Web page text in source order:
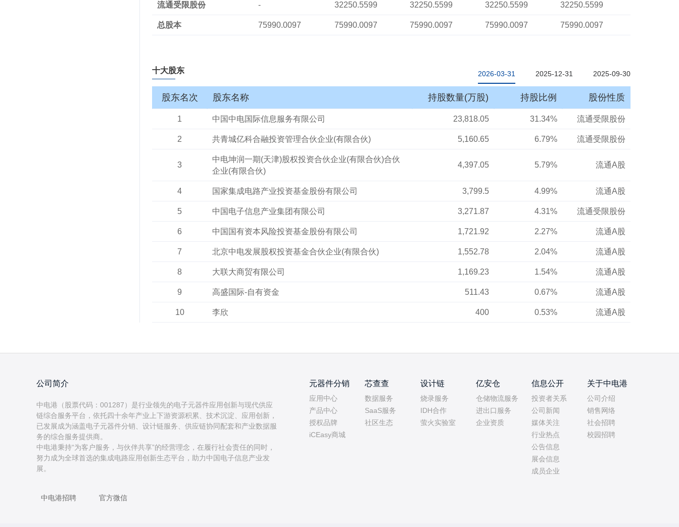
流通受限股份 - 32250.5599 32250.5599 32250.5599 32250.5599
总股本 75990.0097 75990.0097 75990.0097 75990.0097 75990.0097
十大股东 2026-03-31 2025-12-31 2025-09-30
股东名次 股东名称 持股数量(万股) 持股比例 股份性质
1 中国中电国际信息服务有限公司 23,818.05 31.34% 流通受限股份
2 共青城亿科合融投资管理合伙企业(有限合伙) 5,160.65 6.79% 流通受限股份
3
中电坤润一期(天津)股权投资合伙企业(有限合伙)合伙
企业(有限合伙)
4,397.05 5.79% 流通A股
4 国家集成电路产业投资基金股份有限公司 3,799.5 4.99% 流通A股
5 中国电子信息产业集团有限公司 3,271.87 4.31% 流通受限股份
6 中国国有资本风险投资基金股份有限公司 1,721.92 2.27% 流通A股
7 北京中电发展股权投资基金合伙企业(有限合伙) 1,552.78 2.04% 流通A股
8 大联大商贸有限公司 1,169.23 1.54% 流通A股
9 高盛国际-自有资金 511.43 0.67% 流通A股
10 李欣 400 0.53% 流通A股
公司简介
中电港（股票代码：001287）是行业领先的电子元器件应用创新与现代供应
链综合服务平台，依托四十余年产业上下游资源积累、技术沉淀、应用创新，
已发展成为涵盖电子元器件分销、设计链服务、供应链协同配套和产业数据服
务的综合服务提供商。
中电港秉持“为客户服务，与伙伴共享”的经营理念，在履行社会责任的同时，
努力成为全球首选的集成电路应用创新生态平台，助力中国电子信息产业发
中电港招聘 官方微信
元器件分销
应用中心
产品中心
授权品牌
iCEasy商城
芯查查
数据服务
SaaS服务
社区生态
设计链
烧录服务
IDH合作
萤火实验室
亿安仓
仓储物流服务
进出口服务
企业资质
信息公开
投资者关系
公司新闻
媒体关注
行业热点
公告信息
展会信息
成员企业
关于中电港
公司介绍
销售网络
社会招聘
校园招聘